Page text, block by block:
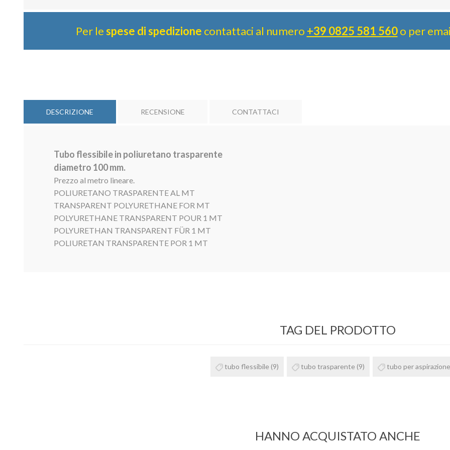
Per lespese di spedizione contattaci al numero +39 0825 581 560o per
DESCRIZIONE RECENSIONE CONTATTACI
Tubo flessibile in poliuretano trasparente
diametro 100 mm.
Prezzo al metro lineare.
POLIURETANO TRASPARENTE AL MT
TRANSPARENT POLYURETHANE FOR MT
POLYURETHANE TRANSPARENT POUR 1 MT
POLYURETHAN TRANSPARENT FÜR 1 MT
POLIURETAN TRANSPARENTE POR 1 MT
TAG DEL PRODOTTO
tubo flessibile (9) tubo trasparente (9) tubo per aspirazione
HANNO ACQUISTATO ANCHE